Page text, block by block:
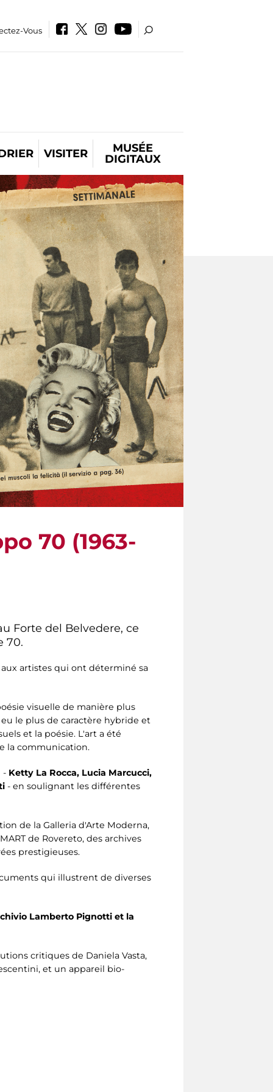
Vous
VISITER
MUSÉE
DIGITAUX
70 (1963-
Forte del Belvedere, ce
70.
artistes qui ont déterminé sa
visuelle de manière plus
le plus de caractère hybride et
et la poésie. L'art a été
la communication.
- Ketty La Rocca, Lucia Marcucci,
- en soulignant les différentes
de la Galleria d'Arte Moderna,
de Rovereto, des archives
prestigieuses.
qui illustrent de diverses
Lamberto Pignotti et la
critiques de Daniela Vasta,
et un appareil bio-